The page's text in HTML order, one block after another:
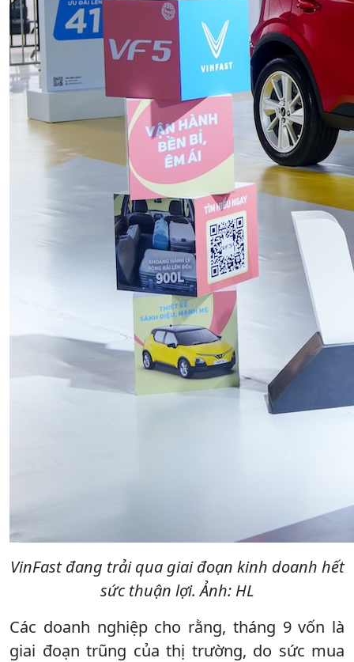
VinFast đang trải qua giai đoạn kinh doanh hết
sức thuận lợi. Ảnh: HL
Các doanh nghiệp cho rằng, tháng 9 vốn là
giai đoạn trũng của thị trường, do sức mua